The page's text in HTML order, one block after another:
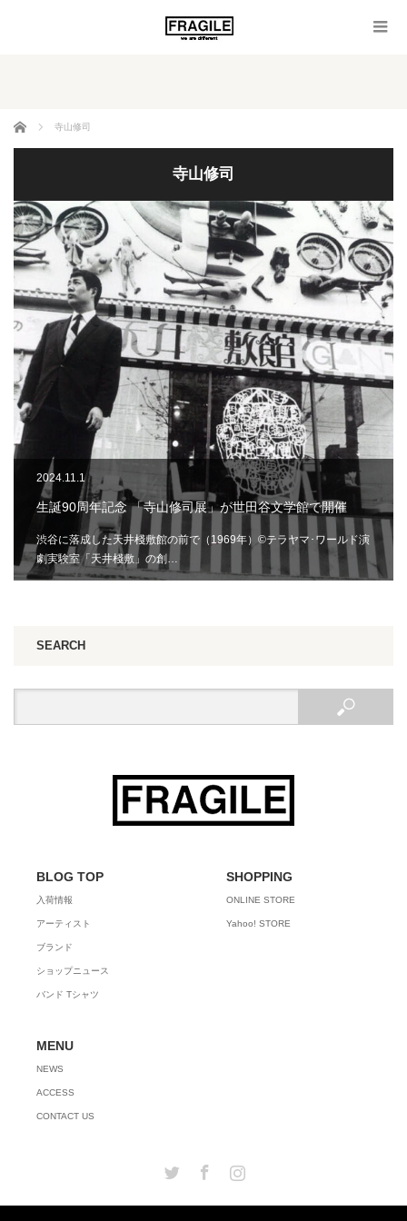
ホーム 寺山修司
寺山修司
2024.11.1
生誕90周年記念 「寺山修司展」が世田谷文学館で開催
渋谷に落成した天井棧敷館の前で（1969年）©テラヤマ･ワールド演
劇実験室「天井棧敷」の創…
SEARCH
BLOG TOP
入荷情報
アーティスト
ブランド
ショップニュース
バンド Tシャツ
SHOPPING
ONLINE STORE
Yahoo! STORE
MENU
NEWS
ACCESS
CONTACT US
Twitter Facebook